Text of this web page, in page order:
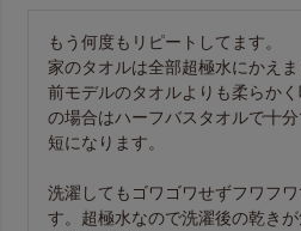
もう何度もリピートしてます。
家のタオルは全部超極水にかえま
前モデルのタオルよりも柔らか
の場合はハーフバスタオルで十
短になります。
洗濯してもゴワゴワせずフワフ
す。超極水なので洗濯後の乾き